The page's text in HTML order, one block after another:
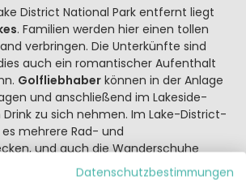
District National Park entfernt liegt
. Familien werden hier einen tollen
verbringen. Die Unterkünfte sind
auch ein romantischer Aufenthalt
Golfliebhaberkönnen in der Anlage
und anschließend im Lakeside-
zu sich nehmen. Im Lake-District-
mehrere Rad- und
und auch die Wanderschuhe
Außerdem können Sie von
Datenschutzbestimmungen